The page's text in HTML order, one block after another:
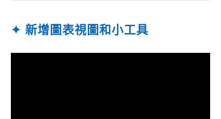
✦ 新增圖表視圖和小工具